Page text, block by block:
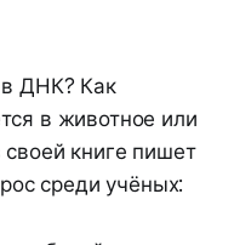
ДНК? Как
в животное или
книге пишет
среди учёных: